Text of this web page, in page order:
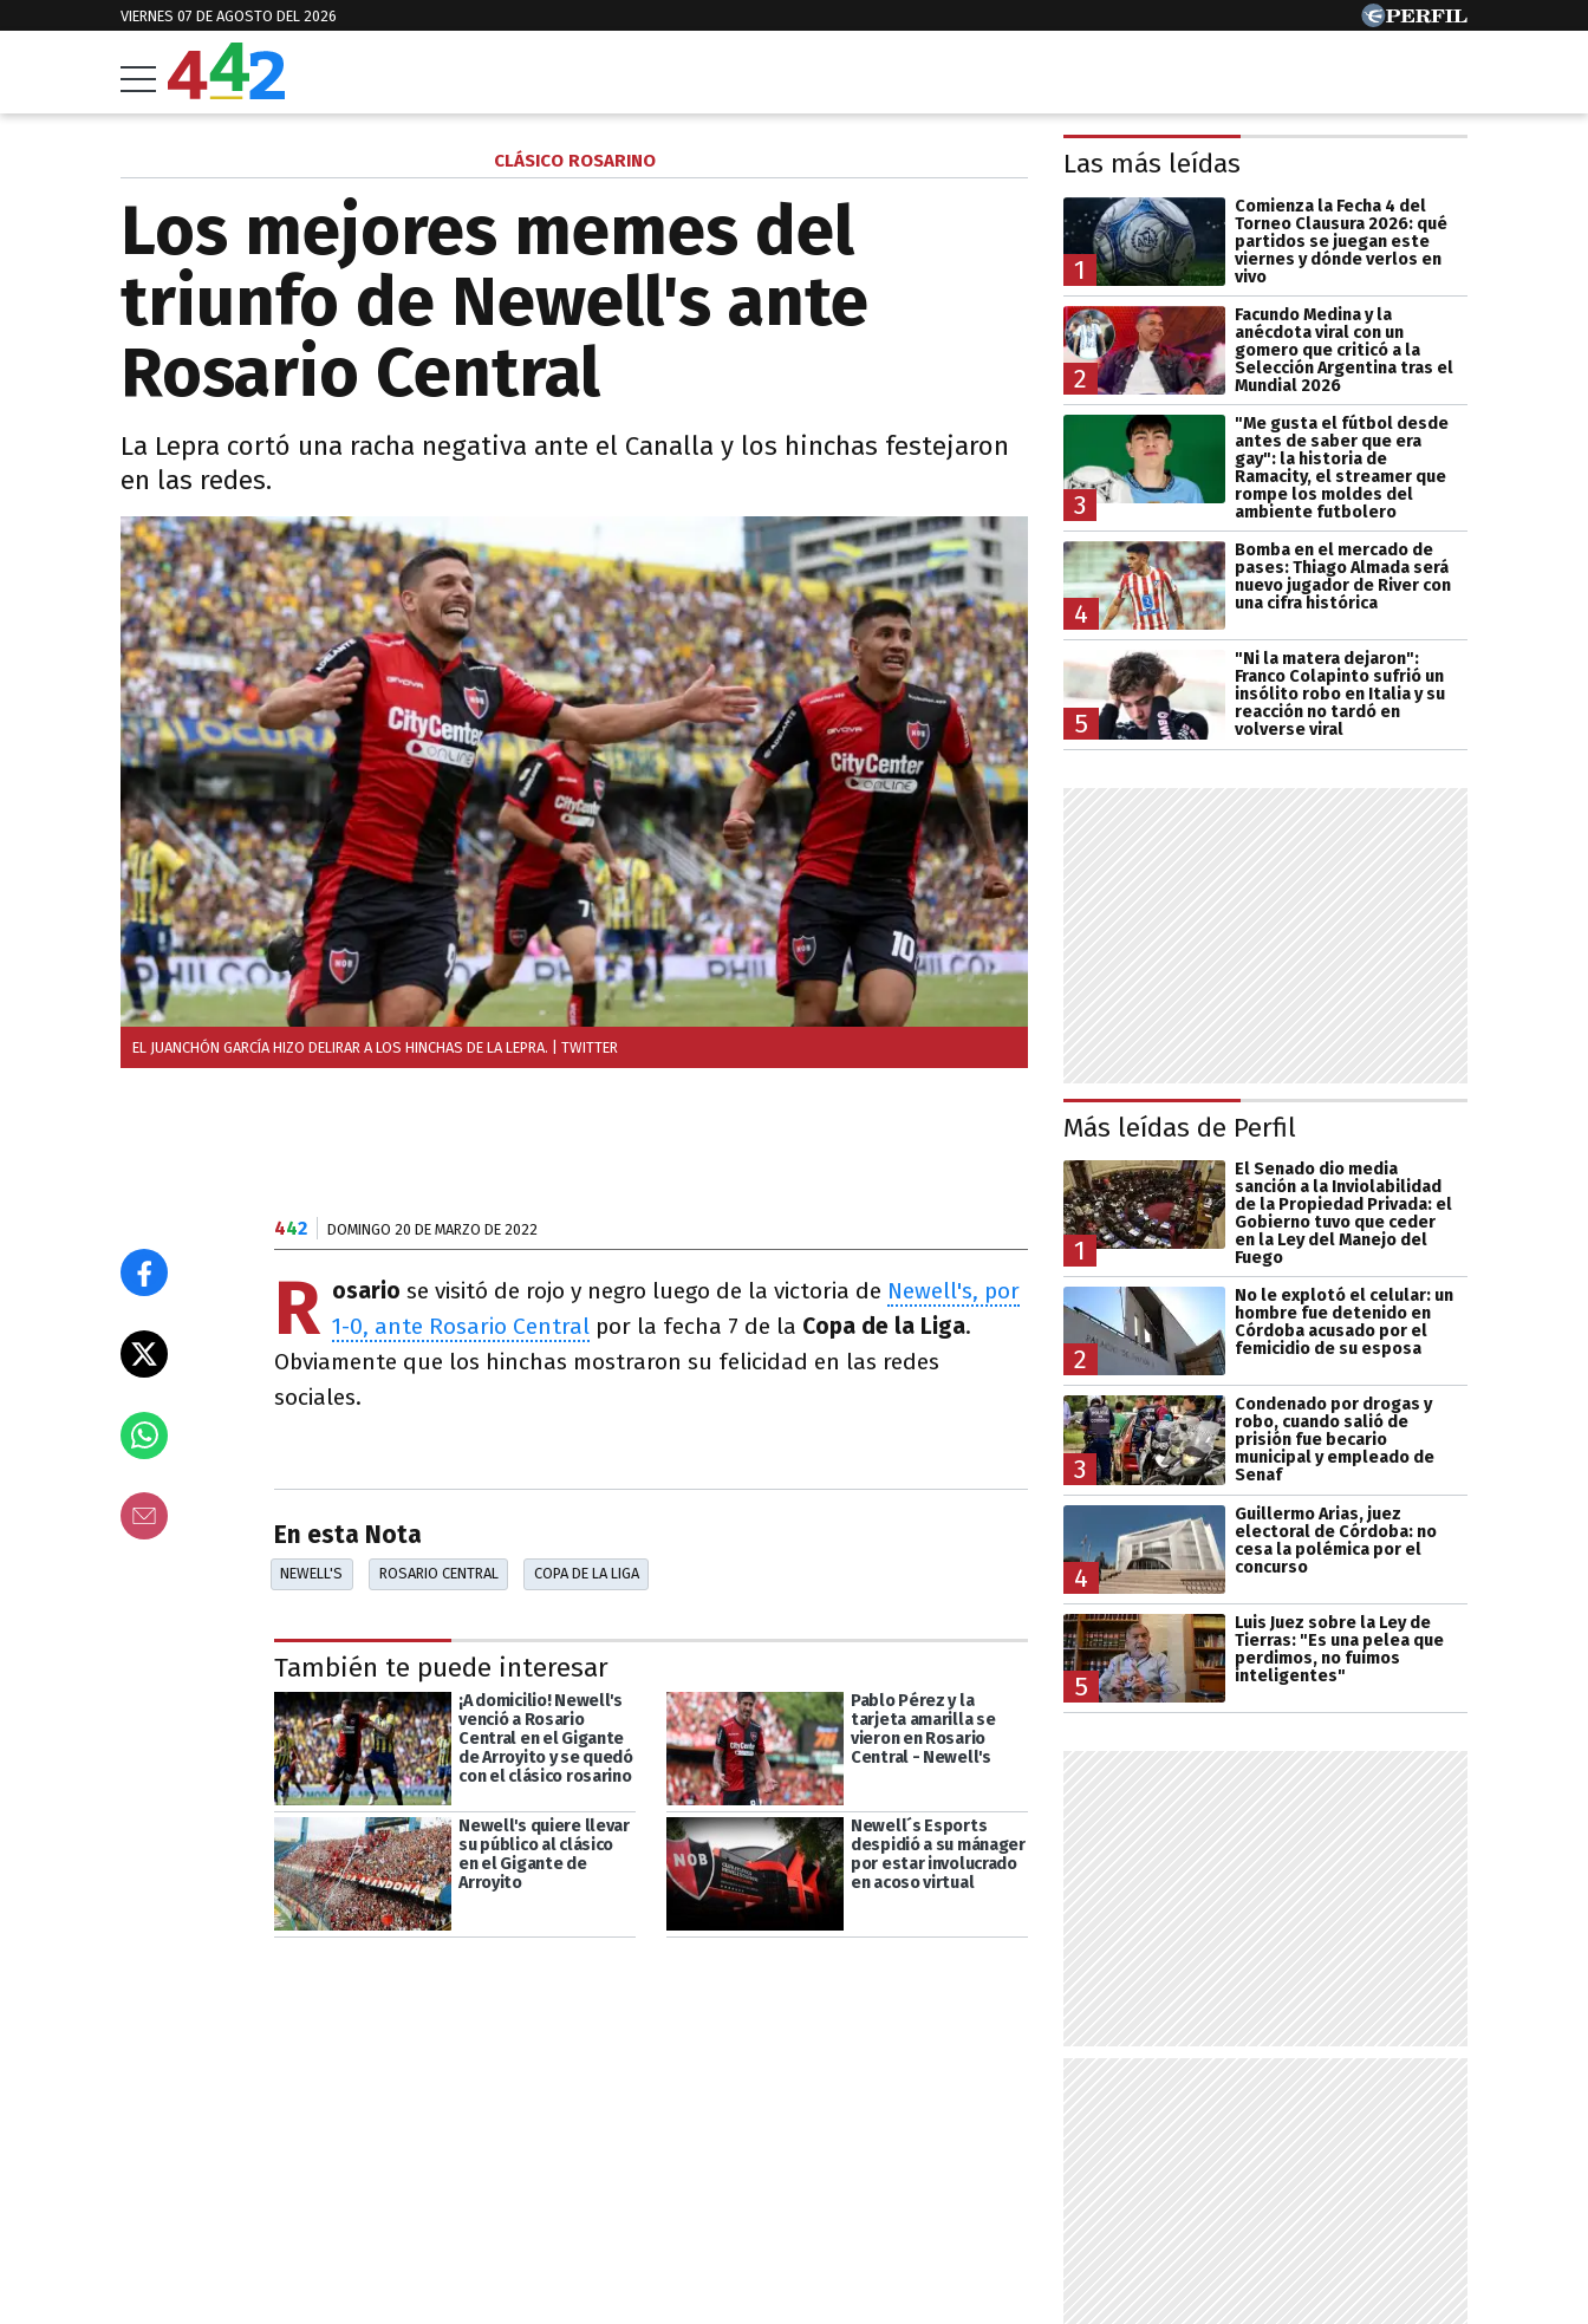
VIERNES 07 DE AGOSTO DEL 2026
CLÁSICO ROSARINO
Los mejores memes del
triunfo de Newell's ante
Rosario Central
La Lepra cortó una racha negativa ante el Canalla y los hinchas festejaron
en las redes.
EL JUANCHÓN GARCÍA HIZO DELIRAR A LOS HINCHAS DE LA LEPRA. | TWITTER
442 DOMINGO 20 DE MARZO DE 2022
R osario se visitó de rojo y negro luego de la victoria de Newell's, por
1-0, ante Rosario Central por la fecha 7 de la Copa de la Liga.
Obviamente que los hinchas mostraron su felicidad en las redes
sociales.
En esta Nota
NEWELL'S ROSARIO CENTRAL COPA DE LA LIGA
También te puede interesar
¡A domicilio! Newell's
venció a Rosario
Central en el Gigante
de Arroyito y se quedó
con el clásico rosarino
Pablo Pérez y la
tarjeta amarilla se
vieron en Rosario
Central - Newell's
Newell's quiere llevar
su público al clásico
en el Gigante de
Arroyito
Newell´s Esports
despidió a su mánager
por estar involucrado
en acoso virtual
Las más leídas
1
Comienza la Fecha 4 del
Torneo Clausura 2026: qué
partidos se juegan este
viernes y dónde verlos en
vivo
2
Facundo Medina y la
anécdota viral con un
gomero que criticó a la
Selección Argentina tras el
Mundial 2026
3
"Me gusta el fútbol desde
antes de saber que era
gay": la historia de
Ramacity, el streamer que
rompe los moldes del
ambiente futbolero
4
Bomba en el mercado de
pases: Thiago Almada será
nuevo jugador de River con
una cifra histórica
5
"Ni la matera dejaron":
Franco Colapinto sufrió un
insólito robo en Italia y su
reacción no tardó en
volverse viral
Más leídas de Perfil
1
El Senado dio media
sanción a la Inviolabilidad
de la Propiedad Privada: el
Gobierno tuvo que ceder
en la Ley del Manejo del
Fuego
2
No le explotó el celular: un
hombre fue detenido en
Córdoba acusado por el
femicidio de su esposa
3
Condenado por drogas y
robo, cuando salió de
prisión fue becario
municipal y empleado de
Senaf
4
Guillermo Arias, juez
electoral de Córdoba: no
cesa la polémica por el
concurso
5
Luis Juez sobre la Ley de
Tierras: "Es una pelea que
perdimos, no fuimos
inteligentes"